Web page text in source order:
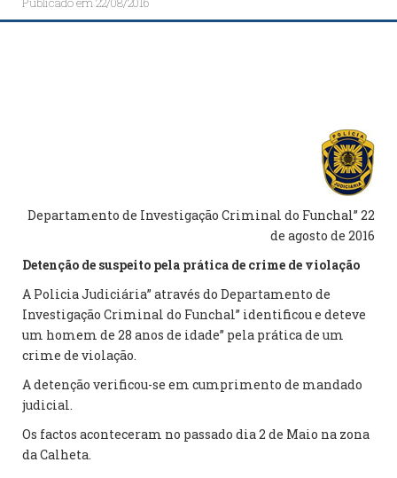
Departamento de Investigação Criminal do Funchal” 22
de agosto de 2016
Detenção de suspeito pela prática de crime de violação
A Policia Judiciária” através do Departamento de
Investigação Criminal do Funchal” identificou e deteve
um homem de 28 anos de idade” pela prática de um
crime de violação.
A detenção verificou-se em cumprimento de mandado
judicial.
Os factos aconteceram no passado dia 2 de Maio na zona
da Calheta.